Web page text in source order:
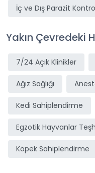
İç ve Dış Parazit
Yakın Çevredeki
7/24 Açık Klinikler
Ağız Sağlığı
Kedi Sahiplendirme
Egzotik Hayvanlar
Köpek Sahiplendirme